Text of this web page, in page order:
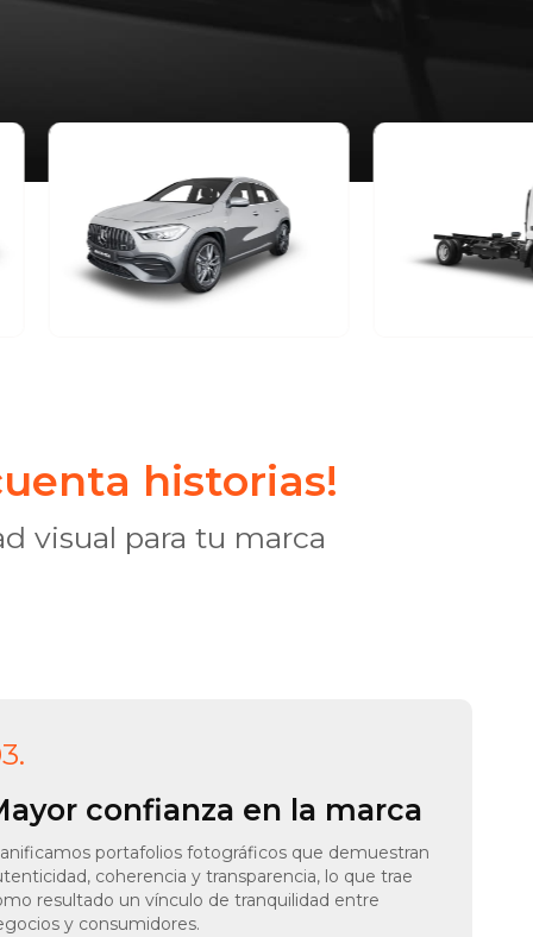
historias!
visual para tu marca
confianza en la marca
portafolios fotográficos que demuestran
coherencia y transparencia, lo que trae
resultado un vínculo de tranquilidad entre
y consumidores.